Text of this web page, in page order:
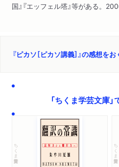
国』『エッフェル塔』等がある。
『ピカソ［ピカソ講義］』の感想をお
「ちくま学芸文庫
ちくま学芸文庫 ちくま学芸文庫